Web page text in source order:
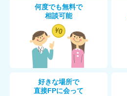
何度でも無料で
相談可能
好きな場所で
直接FPに会って